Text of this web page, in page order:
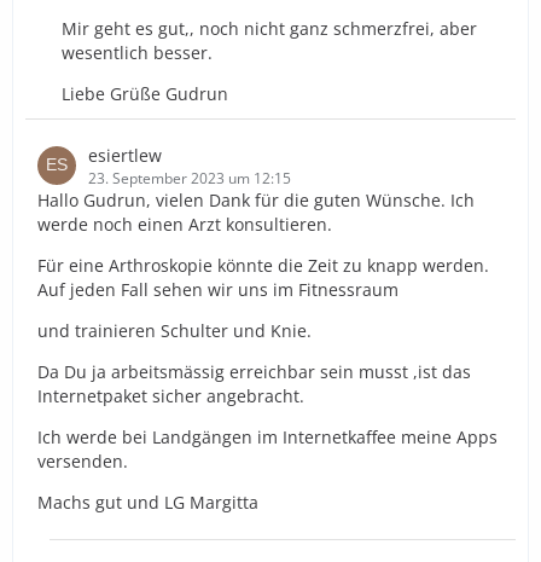
Mir geht es gut,, noch nicht ganz schmerzfrei, aber
wesentlich besser.
Liebe Grüße Gudrun
esiertlew
23. September 2023 um 12:15
Hallo Gudrun, vielen Dank für die guten Wünsche. Ich
werde noch einen Arzt konsultieren.
Für eine Arthroskopie könnte die Zeit zu knapp werden.
Auf jeden Fall sehen wir uns im Fitnessraum
und trainieren Schulter und Knie.
Da Du ja arbeitsmässig erreichbar sein musst ,ist das
Internetpaket sicher angebracht.
Ich werde bei Landgängen im Internetkaffee meine Apps
versenden.
Machs gut und LG Margitta